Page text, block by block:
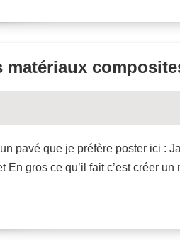
matériaux
pavé que je préfère poster ici :
En gros ce qu’il fait c’est créer